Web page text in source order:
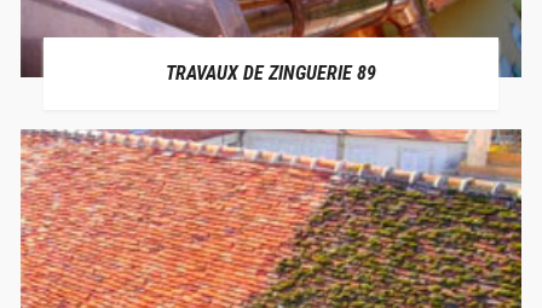
TRAVAUX DE ZINGUERIE 89